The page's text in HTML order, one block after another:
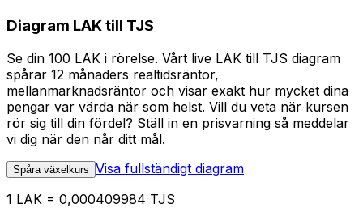
Diagram LAK till TJS
Se din 100 LAK i rörelse. Vårt live LAK till TJS diagram
spårar 12 månaders realtidsräntor,
mellanmarknadsräntor och visar exakt hur mycket dina
pengar var värda när som helst. Vill du veta när kursen
rör sig till din fördel? Ställ in en prisvarning så meddelar
vi dig när den når ditt mål.
Spåra växelkurs Visa fullständigt diagram
1 LAK = 0,000409984 TJS